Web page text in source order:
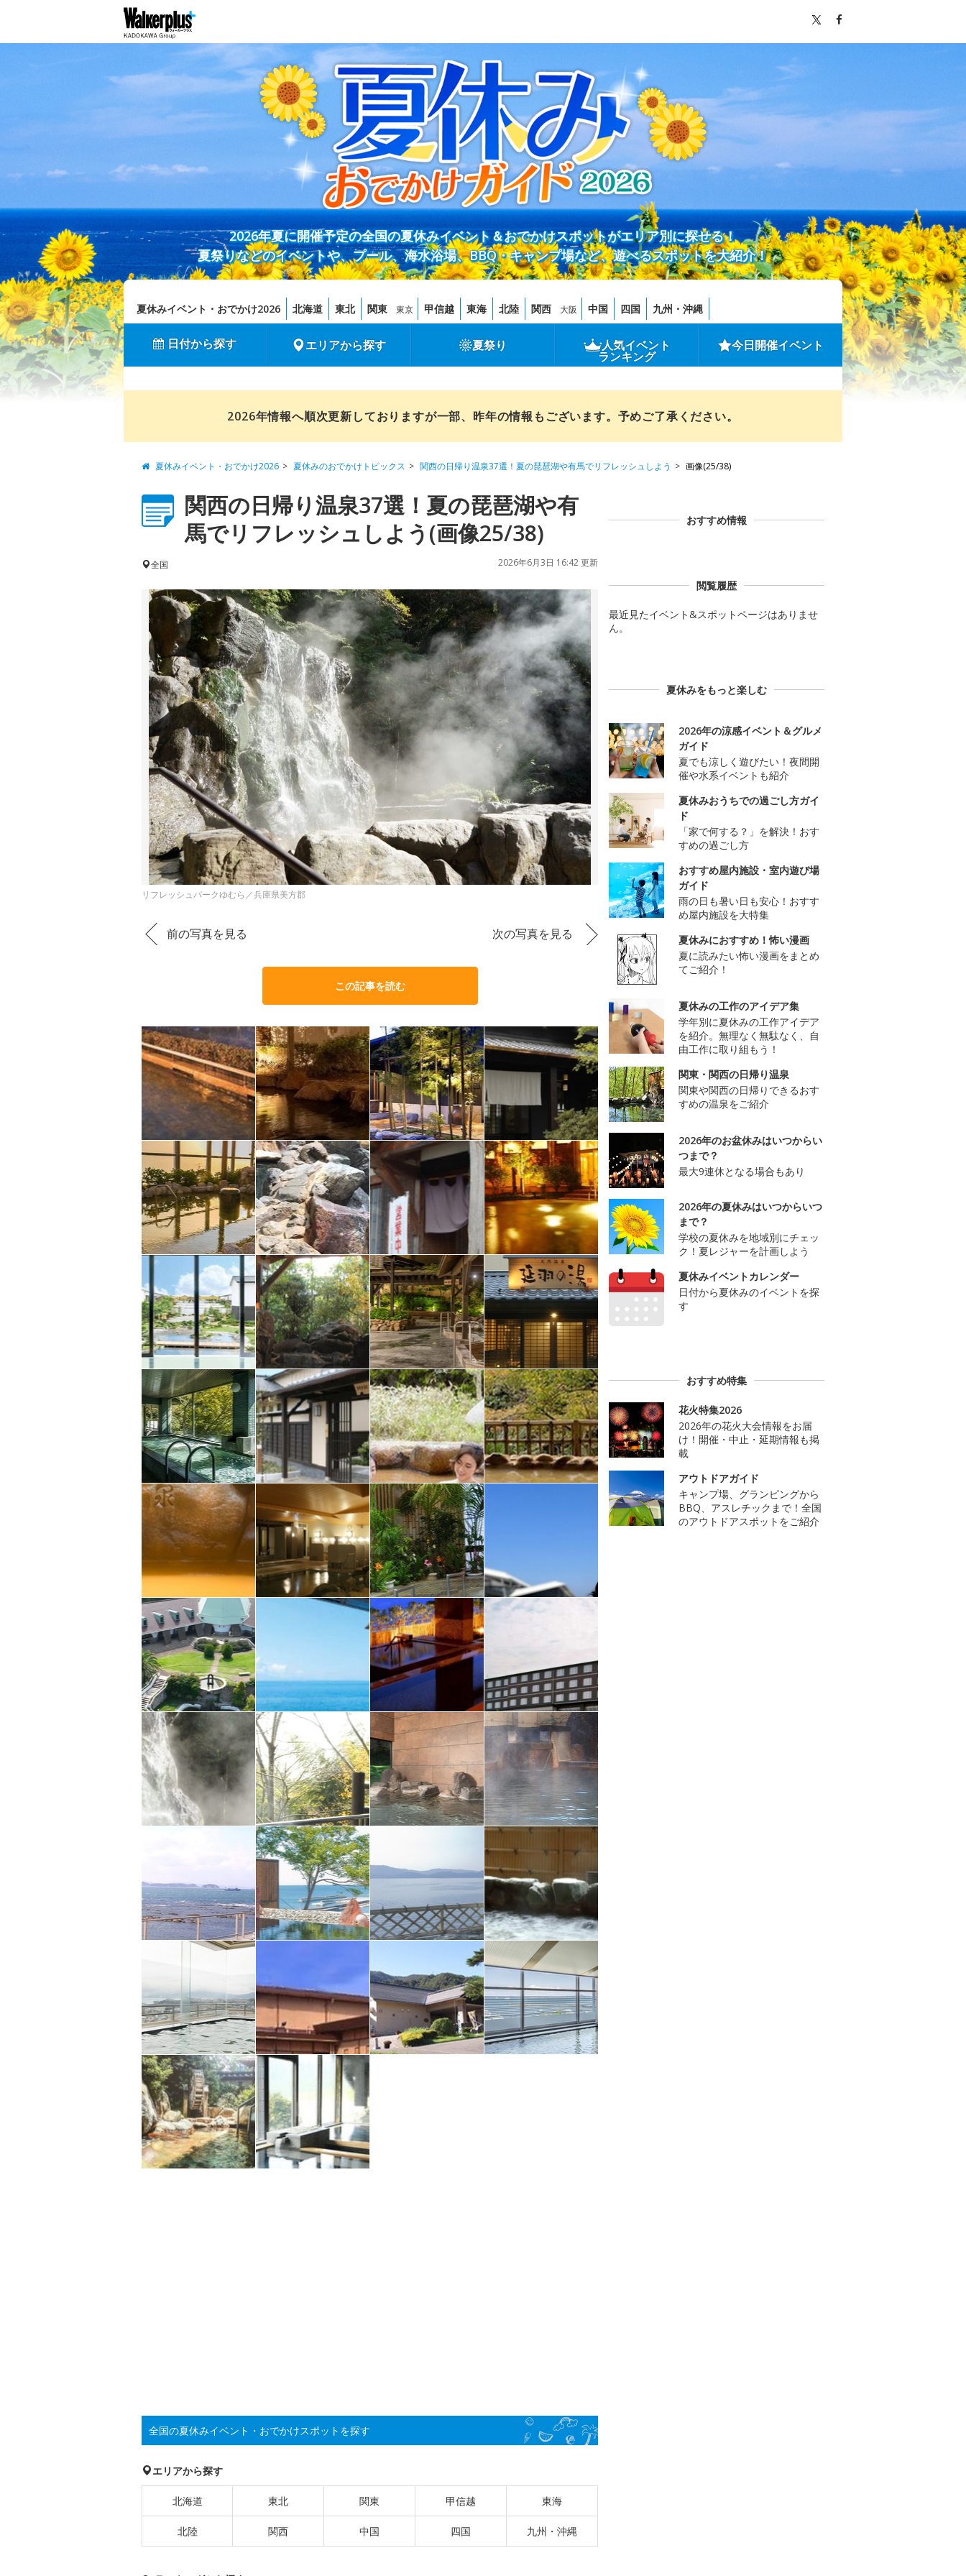
2026年夏に開催予定の全国の夏休みイベント＆おでかけスポットがエリア別に探せる！
夏祭りなどのイベントや、プール、海水浴場、BBQ・キャンプ場など、遊べるスポットを大紹介！
夏休みイベント・おでかけ2026 北海道 東北 関東 東京 甲信越 東海 北陸 関西 大阪 中国 四国 九州・沖縄
日付から探す エリアから探す 夏祭り 人気イベント
ランキング
今日開催イベント
2026年情報へ順次更新しておりますが一部、昨年の情報もございます。予めご了承ください。
夏休みイベント・おでかけ2026 夏休みのおでかけトピックス 関西の日帰り温泉37選！夏の琵琶湖や有馬でリフレッシュしよう 画像(25/38)
関西の日帰り温泉37選！夏の琵琶湖や有
馬でリフレッシュしよう(画像25/38)
全国 2026年6月3日 16:42 更新
リフレッシュパークゆむら／兵庫県美方郡
前の写真を見る 次の写真を見る
この記事を読む
全国の夏休みイベント・おでかけスポットを探す
エリアから探す
北海道 東北 関東 甲信越 東海
北陸 関西 中国 四国 九州・沖縄
おすすめ情報
閲覧履歴
最近見たイベント&スポットページはありませ
ん。
夏休みをもっと楽しむ
2026年の涼感イベント＆グルメ
ガイド
夏でも涼しく遊びたい！夜間開
催や水系イベントも紹介
夏休みおうちでの過ごし方ガイ
ド
「家で何する？」を解決！おす
すめの過ごし方
おすすめ屋内施設・室内遊び場
ガイド
雨の日も暑い日も安心！おすす
め屋内施設を大特集
夏休みにおすすめ！怖い漫画
夏に読みたい怖い漫画をまとめ
てご紹介！
夏休みの工作のアイデア集
学年別に夏休みの工作アイデア
を紹介。無理なく無駄なく、自
由工作に取り組もう！
関東・関西の日帰り温泉
関東や関西の日帰りできるおす
すめの温泉をご紹介
2026年のお盆休みはいつからい
つまで？
最大9連休となる場合もあり
2026年の夏休みはいつからいつ
まで？
学校の夏休みを地域別にチェッ
ク！夏レジャーを計画しよう
夏休みイベントカレンダー
日付から夏休みのイベントを探
す
おすすめ特集
花火特集2026
2026年の花火大会情報をお届
け！開催・中止・延期情報も掲
載
アウトドアガイド
キャンプ場、グランピングから
BBQ、アスレチックまで！全国
のアウトドアスポットをご紹介